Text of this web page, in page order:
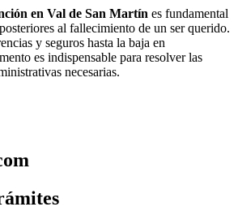
en Val de San Martín es fundamental
al fallecimiento de un ser querido.
y seguros hasta la baja en
es indispensable para resolver las
necesarias.